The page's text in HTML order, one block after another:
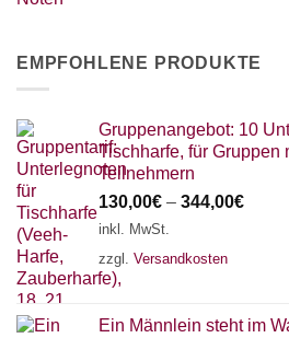
EMPFOHLENE PRODUKTE
Gruppenangebot: 10
Tischharfe, für Gruppen
Teilnehmern
130,00€ – 344,00€
inkl. MwSt.
zzgl. Versandkosten
Ein Männlein steht im